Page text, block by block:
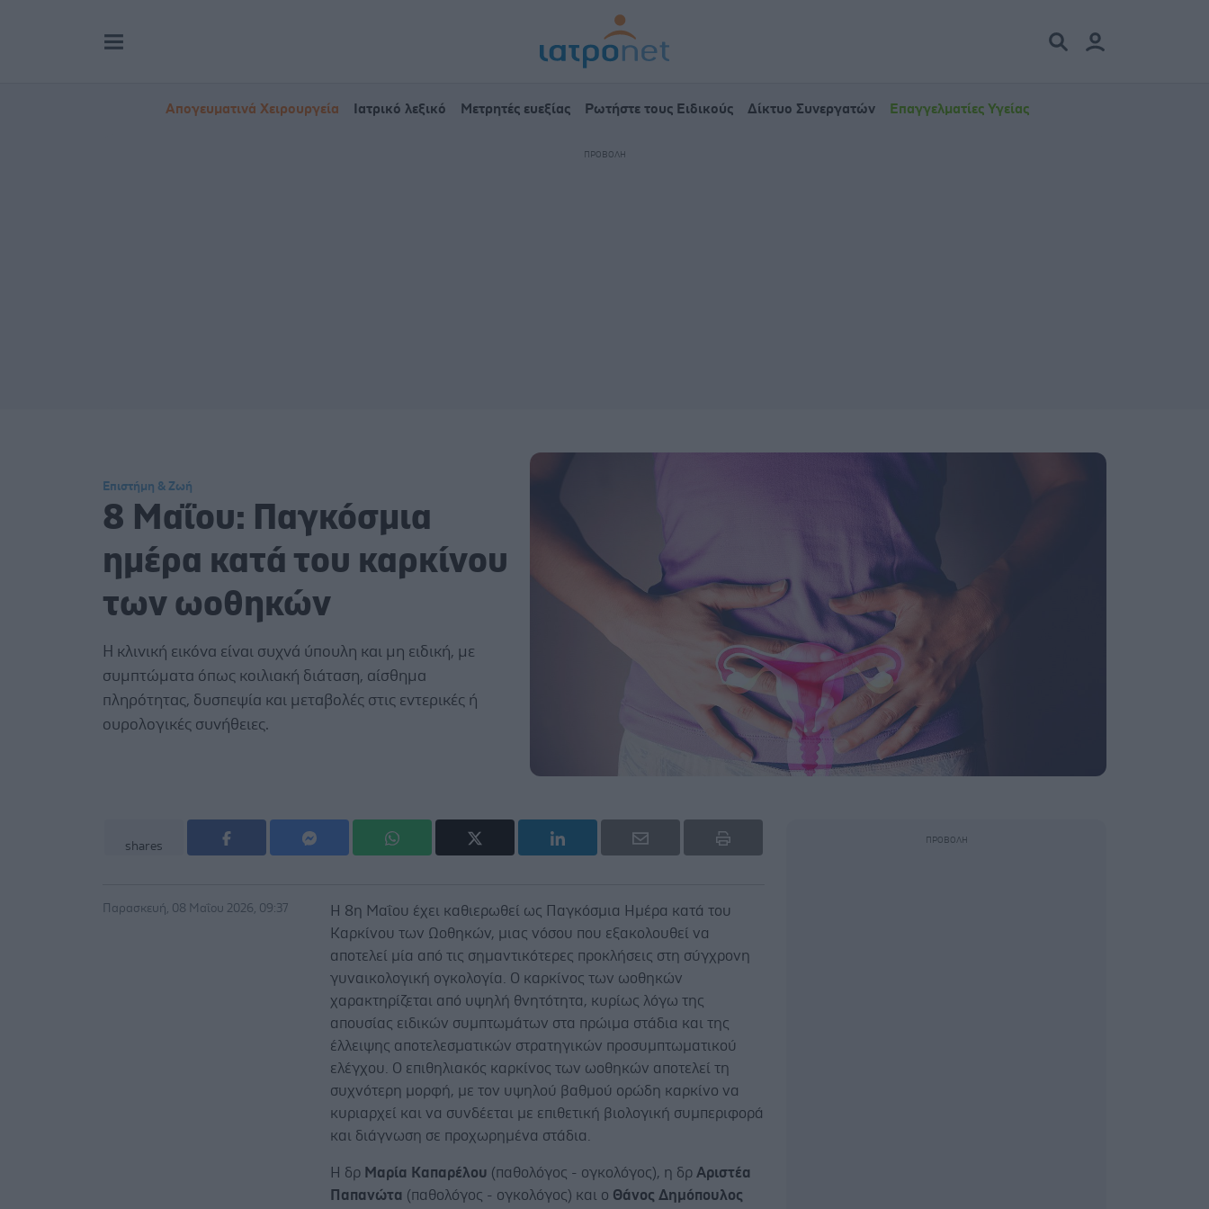
Απογευματινά Χειρουργεία Ιατρικό λεξικό Μετρητές ευεξίας Ρωτήστε τους Ειδικούς Δίκτυο Συνεργατών Επαγγελματίες Υγείας
Επιστήμη & Ζωή
8 Μαΐου: Παγκόσμια
ημέρα κατά του καρκίνου
των ωοθηκών
Η κλινική εικόνα είναι συχνά ύπουλη και μη ειδική, με
συμπτώματα όπως κοιλιακή διάταση, αίσθημα
πληρότητας, δυσπεψία και μεταβολές στις εντερικές ή
ουρολογικές συνήθειες.
shares
Παρασκευή, 08 Μαΐου 2026, 09:37
Η 8η Μαΐου έχει καθιερωθεί ως Παγκόσμια Ημέρα κατά του
Καρκίνου των Ωοθηκών, μιας νόσου που εξακολουθεί να
αποτελεί μία από τις σημαντικότερες προκλήσεις στη σύγχρονη
γυναικολογική ογκολογία. Ο καρκίνος των ωοθηκών
χαρακτηρίζεται από υψηλή θνητότητα, κυρίως λόγω της
απουσίας ειδικών συμπτωμάτων στα πρώιμα στάδια και της
έλλειψης αποτελεσματικών στρατηγικών προσυμπτωματικού
ελέγχου. Ο επιθηλιακός καρκίνος των ωοθηκών αποτελεί τη
συχνότερη μορφή, με τον υψηλού βαθμού ορώδη καρκίνο να
κυριαρχεί και να συνδέεται με επιθετική βιολογική συμπεριφορά
και διάγνωση σε προχωρημένα στάδια.
H δρ Μαρία Καπαρέλου (παθολόγος - ογκολόγος), η δρ Αριστέα
Παπανώτα (παθολόγος - ογκολόγος) και ο Θάνος Δημόπουλος